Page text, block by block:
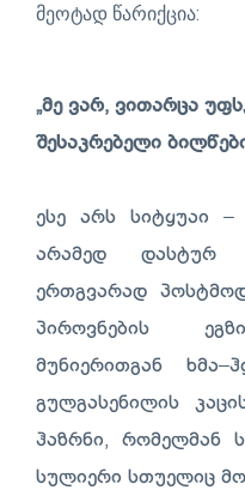
მეოტად წარიქცია:
„მე ვარ, ვითარცა
შესაკრებელი
ესე არს სიტყუაი
არამედ დასტურ
ერთგვარად
პიროვნების
მუნიერითგან
გულგასენილის
ჰაზრნი, რომელმან
სულიერი სთუელიც